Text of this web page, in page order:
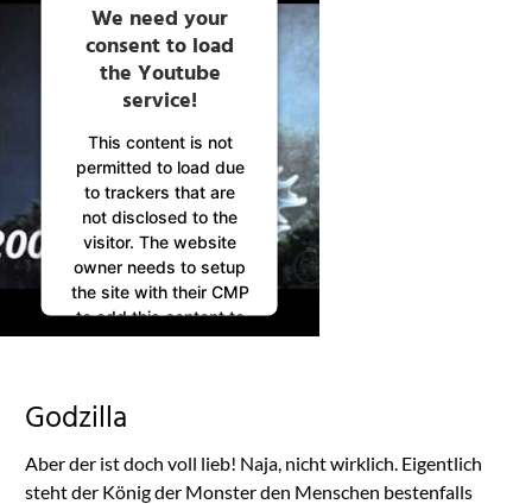
We need your
consent to load
the Youtube
service!
This content is not
permitted to load due
to trackers that are
not disclosed to the
visitor. The website
owner needs to setup
the site with their CMP
to add this content to
the list of technologies
Usercentrics Consent
Platform
Godzilla
Aber der ist doch voll lieb! Naja, nicht wirklich. Eigentlich
steht der König der Monster den Menschen bestenfalls